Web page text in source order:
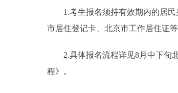
1.考生报名须持有效期内的居民
市居住登记卡、北京市工作居住证
2.具体报名流程详见8月中下旬北
程》。